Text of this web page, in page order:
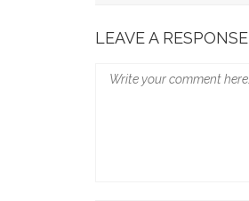
LEAVE A RESPONSE